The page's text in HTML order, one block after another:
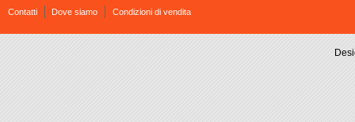
Contatti Dove siamo Condizioni di vendita